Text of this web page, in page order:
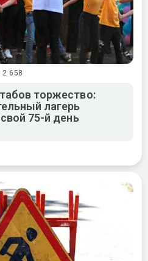
2 658
торжество:
лагерь
75-й день